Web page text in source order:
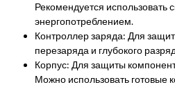
Рекомендуется использовать
энергопотреблением.
Контроллер заряда: Для
перезаряда и глубокого
Корпус: Для защиты
Можно использовать готовые